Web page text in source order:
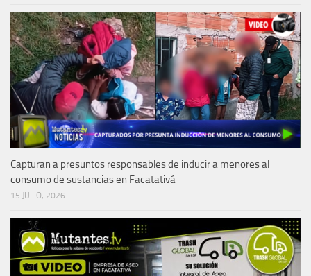
Capturan a presuntos responsables de inducir a menores al
consumo de sustancias en Facatativá
15 JULIO, 2026